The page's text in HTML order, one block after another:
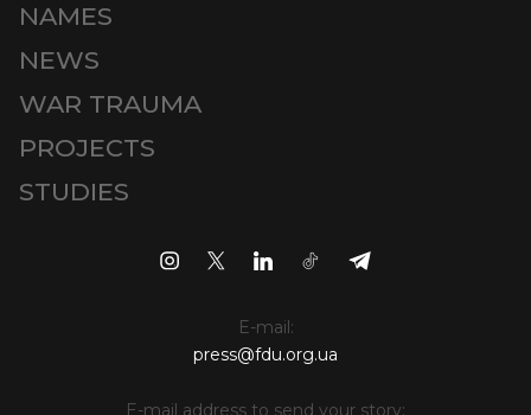
NAMES
NEWS
WAR TRAUMA
PROJECTS
STUDIES
E-mail:
press@fdu.org.ua